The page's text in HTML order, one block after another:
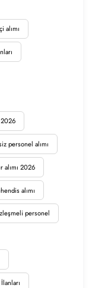
alımı
2026
personel alımı
alımı 2026
alımı
personel